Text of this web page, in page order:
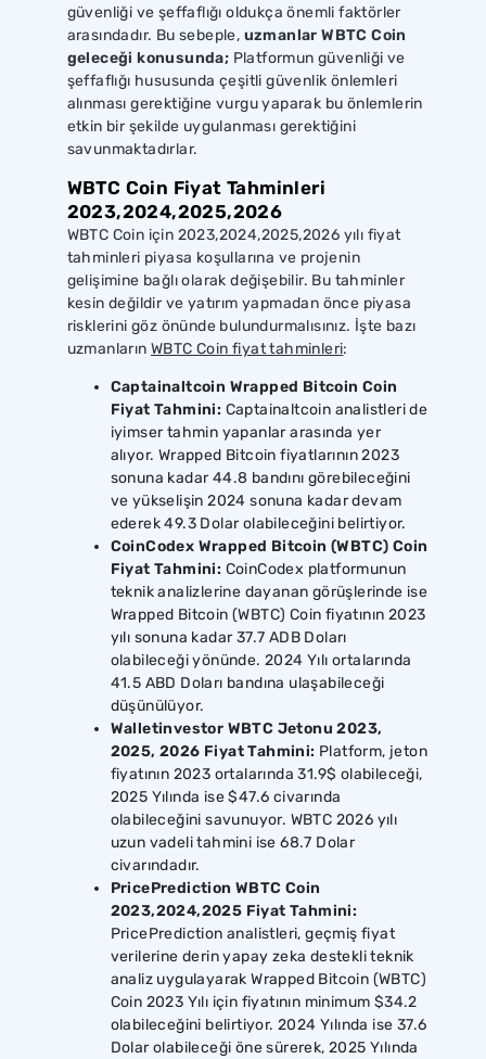
güvenliği ve şeffaflığı oldukça önemli faktörler
arasındadır. Bu sebeple, uzmanlar WBTC Coin
geleceği konusunda; Platformun güvenliği ve
şeffaflığı hususunda çeşitli güvenlik önlemleri
alınması gerektiğine vurgu yaparak bu önlemlerin
etkin bir şekilde uygulanması gerektiğini
savunmaktadırlar.
WBTC Coin Fiyat Tahminleri
2023,2024,2025,2026
WBTC Coin için 2023,2024,2025,2026 yılı fiyat
tahminleri piyasa koşullarına ve projenin
gelişimine bağlı olarak değişebilir. Bu tahminler
kesin değildir ve yatırım yapmadan önce piyasa
risklerini göz önünde bulundurmalısınız. İşte bazı
uzmanların WBTC Coin fiyat tahminleri:
Captainaltcoin Wrapped Bitcoin Coin
Fiyat Tahmini: Captainaltcoin analistleri de
iyimser tahmin yapanlar arasında yer
alıyor. Wrapped Bitcoin fiyatlarının 2023
sonuna kadar 44.8 bandını görebileceğini
ve yükselişin 2024 sonuna kadar devam
ederek 49.3 Dolar olabileceğini belirtiyor.
CoinCodex Wrapped Bitcoin (WBTC) Coin
Fiyat Tahmini: CoinCodex platformunun
teknik analizlerine dayanan görüşlerinde ise
Wrapped Bitcoin (WBTC) Coin fiyatının 2023
yılı sonuna kadar 37.7 ADB Doları
olabileceği yönünde. 2024 Yılı ortalarında
41.5 ABD Doları bandına ulaşabileceği
düşünülüyor.
Walletinvestor WBTC Jetonu 2023,
2025, 2026 Fiyat Tahmini: Platform, jeton
fiyatının 2023 ortalarında 31.9$ olabileceği,
2025 Yılında ise $47.6 civarında
olabileceğini savunuyor. WBTC 2026 yılı
uzun vadeli tahmini ise 68.7 Dolar
civarındadır.
PricePrediction WBTC Coin
2023,2024,2025 Fiyat Tahmini:
PricePrediction analistleri, geçmiş fiyat
verilerine derin yapay zeka destekli teknik
analiz uygulayarak Wrapped Bitcoin (WBTC)
Coin 2023 Yılı için fiyatının minimum $34.2
olabileceğini belirtiyor. 2024 Yılında ise 37.6
Dolar olabileceği öne sürerek, 2025 Yılında